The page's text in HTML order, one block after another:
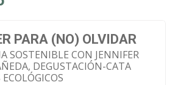
PARA (NO) OLVIDAR
SOSTENIBLE CON JENNIFER
DEGUSTACIÓN-CATA